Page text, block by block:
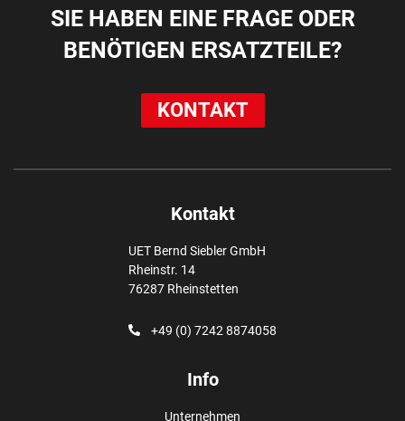
SIE HABEN EINE FRAGE ODER
BENÖTIGEN ERSATZTEILE?
KONTAKT
Kontakt
UET Bernd Siebler GmbH
Rheinstr. 14
76287 Rheinstetten
+49 (0) 7242 8874058
Info
Unternehmen